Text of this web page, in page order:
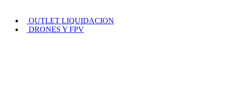
OUTLET LIQUIDACION
DRONES Y FPV